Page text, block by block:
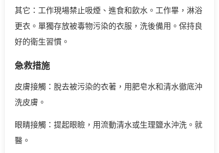
其它：工作現場禁止吸煙、進食和飲水。工作畢，淋浴
更衣。單獨存放被毒物污染的衣服，洗後備用。保持良
好的衛生習慣。
急救措施
皮膚接觸：脫去被污染的衣著，用肥皂水和清水徹底沖
洗皮膚。
眼睛接觸：提起眼瞼，用流動清水或生理鹽水沖洗。就
醫。